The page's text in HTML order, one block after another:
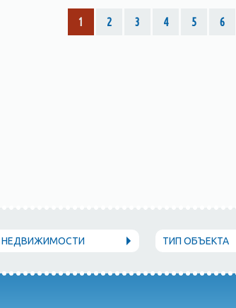
1 2 3 4 5 6
НЕДВИЖИМОСТИ ТИП ОБЪЕКТА